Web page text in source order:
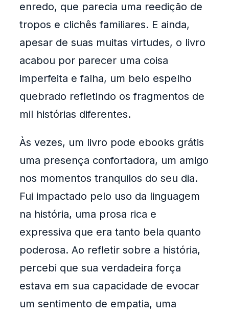
enredo, que parecia uma reedição de
tropos e clichês familiares. E ainda,
apesar de suas muitas virtudes, o livro
acabou por parecer uma coisa
imperfeita e falha, um belo espelho
quebrado refletindo os fragmentos de
mil histórias diferentes.
Às vezes, um livro pode ebooks grátis
uma presença confortadora, um amigo
nos momentos tranquilos do seu dia.
Fui impactado pelo uso da linguagem
na história, uma prosa rica e
expressiva que era tanto bela quanto
poderosa. Ao refletir sobre a história,
percebi que sua verdadeira força
estava em sua capacidade de evocar
um sentimento de empatia, uma